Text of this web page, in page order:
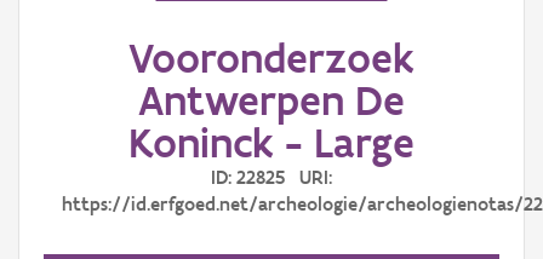
Vooronderzoek
Antwerpen De
Koninck - Large
ID: 22825 URI:
https://id.erfgoed.net/archeologie/archeologienotas/